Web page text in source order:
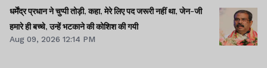
धर्मेंद्र प्रधान ने चुप्पी तोड़ी, कहा, मेरे लिए पद जरूरी नहीं था, जेन-जी
हमारे ही बच्चे, उन्हें भटकाने की कोशिश की गयी
Aug 09, 2026 12:14 PM